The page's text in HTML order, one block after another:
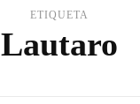
ETIQUETA
Lautaro